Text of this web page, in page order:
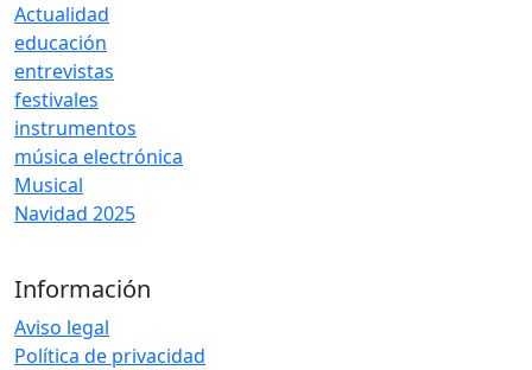
Actualidad
educación
entrevistas
festivales
instrumentos
música electrónica
Musical
Navidad 2025
Información
Aviso legal
Política de privacidad